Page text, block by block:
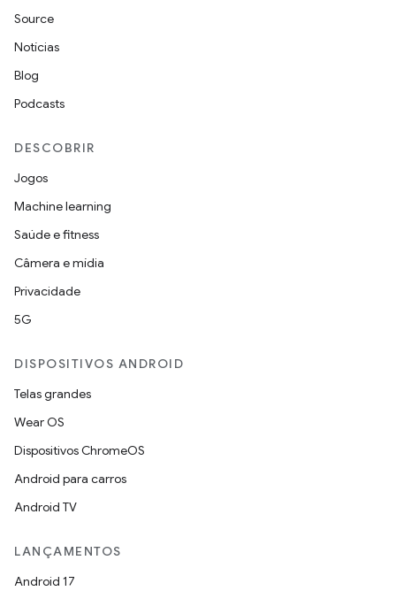
Source
Notícias
Blog
Podcasts
DESCOBRIR
Jogos
Machine learning
Saúde e fitness
Câmera e mídia
Privacidade
5G
DISPOSITIVOS ANDROID
Telas grandes
Wear OS
Dispositivos ChromeOS
Android para carros
Android TV
LANÇAMENTOS
Android 17